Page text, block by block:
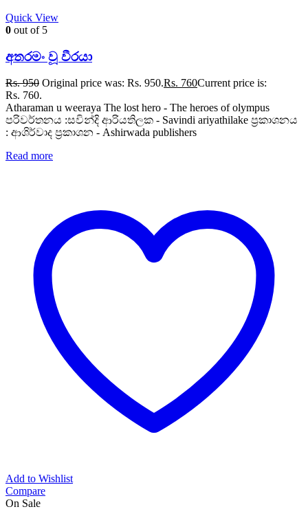
Quick View
0 out of 5
අතරමං වූ වීරයා
Rs.950 Original price was: Rs. 950.Rs. 760Current price is:
Rs. 760.
Atharaman u weeraya The lost hero - The heroes of olympus
පරිවර්තනය :සවින්දි ආරියතිලක - Savindi ariyathilake ප්‍රකාශනය
: ආශිර්වාද ප්‍රකාශන - Ashirwada publishers
Read more
Add to Wishlist
Compare
On Sale